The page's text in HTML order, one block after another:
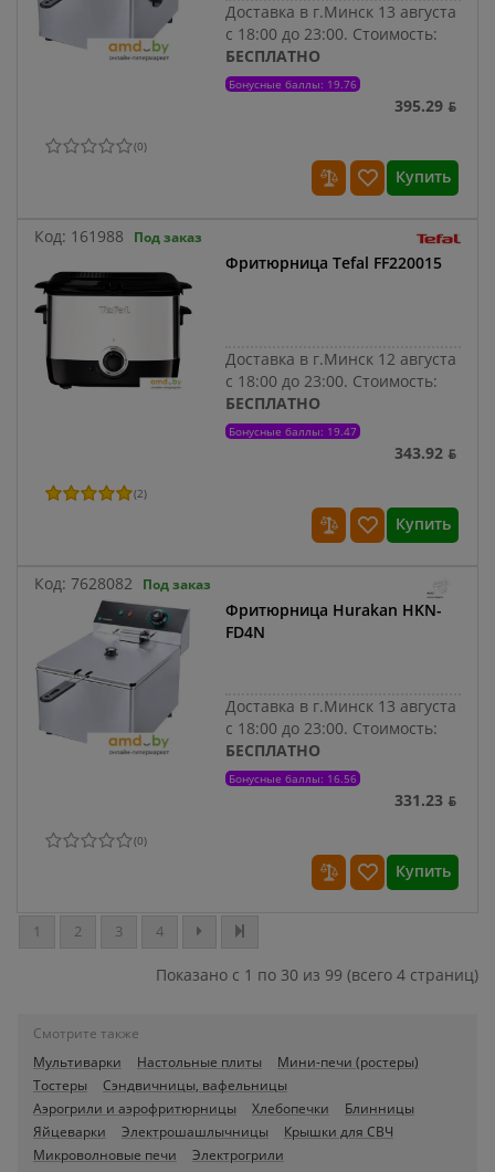
Доставка в г.Минск 13 августа
с 18:00 до 23:00. Стоимость:
БЕСПЛАТНО
Бонусные баллы: 19.76
395.29 ƃ
(0)
Купить
Код: 161988 Под заказ
Фритюрница Tefal FF220015
Доставка в г.Минск 12 августа
с 18:00 до 23:00. Стоимость:
БЕСПЛАТНО
Бонусные баллы: 19.47
343.92 ƃ
(2)
Купить
Код: 7628082 Под заказ
Фритюрница Hurakan HKN-
FD4N
Доставка в г.Минск 13 августа
с 18:00 до 23:00. Стоимость:
БЕСПЛАТНО
Бонусные баллы: 16.56
331.23 ƃ
(0)
Купить
1 2 3 4
Показано с 1 по 30 из 99 (всего 4 страниц)
Смотрите также
Мультиварки
Настольные плиты
Мини-печи (ростеры)
Тостеры
Сэндвичницы, вафельницы
Аэрогрили и аэрофритюрницы
Хлебопечки
Блинницы
Яйцеварки
Электрошашлычницы
Крышки для СВЧ
Микроволновые печи
Электрогрили